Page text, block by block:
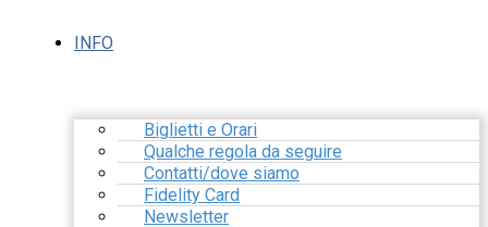
INFO
Biglietti e Orari
Qualche regola da seguire
Contatti/dove siamo
Fidelity Card
Newsletter